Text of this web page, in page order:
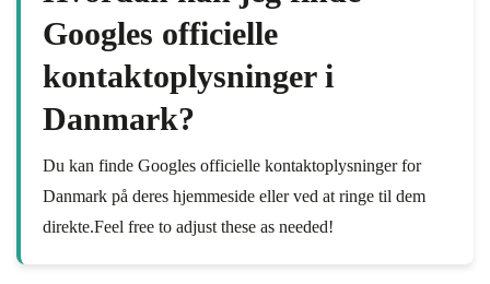
Googles officielle
kontaktoplysninger i
Danmark?
Du kan finde Googles officielle kontaktoplysninger for
Danmark på deres hjemmeside eller ved at ringe til dem
direkte.Feel free to adjust these as needed!